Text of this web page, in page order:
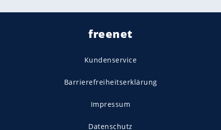
freenet
Kundenservice
Barrierefreiheitserklärung
Impressum
Datenschutz